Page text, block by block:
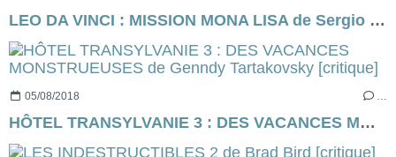
LEO DA VINCI : MISSION MONA LISA de Sergio Manfio [critique]
05/08/2018 …
HÔTEL TRANSYLVANIE 3 : DES VACANCES MONSTRUEUSES de Genndy Tartakovsky [critique]